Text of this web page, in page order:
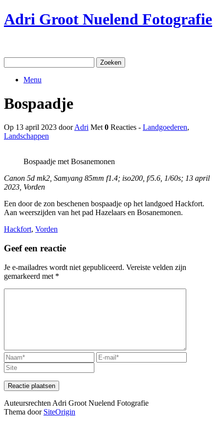
Ga
naar
Adri Groot Nuelend Fotografie
naar:
Menu
Bospaadje
Op 13 april 2023 doorAdri Met0 Reacties - Landgoederen,
Landschappen
Bospaadje met Bosanemonen
Canon 5d mk2, Samyang 85mm f1.4; iso200, f/5.6, 1/60s; 13 april
2023, Vorden
Een door de zon beschenen bospaadje op het landgoed Hackfort.
Aan weerszijden van het pad Hazelaars en Bosanemonen.
Hackfort, Vorden
Geef een reactie
Je e-mailadres wordt niet gepubliceerd. Vereiste velden zijn
gemarkeerd met *
Auteursrechten Adri Groot Nuelend Fotografie
Thema door SiteOrigin